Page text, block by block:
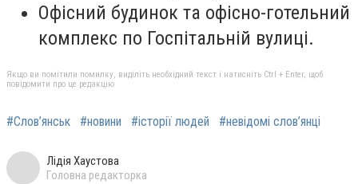
Офісний будинок та офісно-готельний
комплекс по Госпітальній вулиці.
Якщо ви помітили помилку, виділіть необхідний текст і натисніть Ctrl + Enter, щоб
повідомити про це редакцію
#Слов’янськ #новини #історії людей #невідомі слов’янці
Лідія Хаустова
Головна редакторка